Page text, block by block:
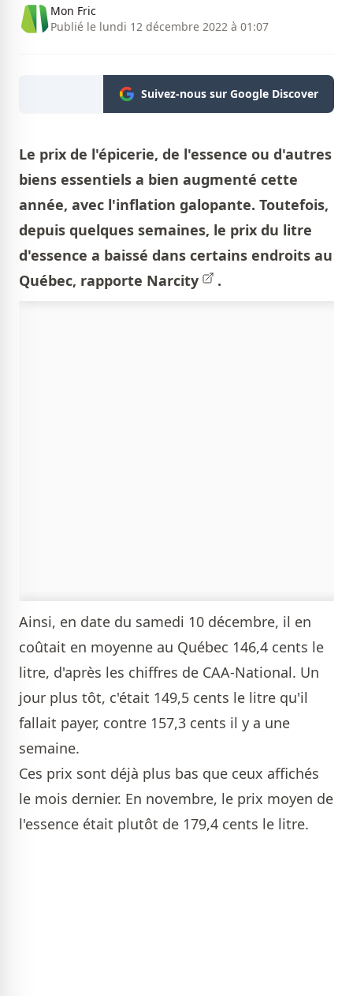
Mon Fric
Publié le lundi 12 décembre 2022 à 01:07
Suivez-nous sur Google Discover
Le prix de l'épicerie, de l'essence ou d'autres
biens essentiels a bien augmenté cette
année, avec l'inflation galopante. Toutefois,
depuis quelques semaines, le prix du litre
d'essence a baissé dans certains endroits au
Québec, rapporte Narcity .
Ainsi, en date du samedi 10 décembre, il en
coûtait en moyenne au Québec 146,4 cents le
litre, d'après les chiffres de CAA-National. Un
jour plus tôt, c'était 149,5 cents le litre qu'il
fallait payer, contre 157,3 cents il y a une
semaine.
Ces prix sont déjà plus bas que ceux affichés
le mois dernier. En novembre, le prix moyen de
l'essence était plutôt de 179,4 cents le litre.